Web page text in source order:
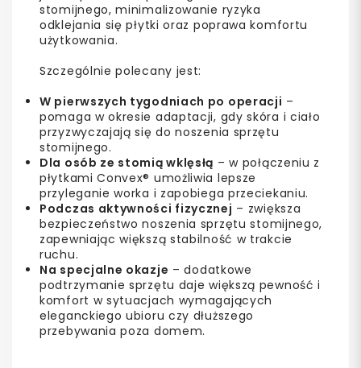
stomijnego, minimalizowanie ryzyka
odklejania się płytki oraz poprawa komfortu
użytkowania.
Szczególnie polecany jest:
W pierwszych tygodniach po operacji –
pomaga w okresie adaptacji, gdy skóra i ciało
przyzwyczajają się do noszenia sprzętu
stomijnego.
Dla osób ze stomią wklęsłą – w połączeniu z
płytkami Convex® umożliwia lepsze
przyleganie worka i zapobiega przeciekaniu.
Podczas aktywności fizycznej – zwiększa
bezpieczeństwo noszenia sprzętu stomijnego,
zapewniając większą stabilność w trakcie
ruchu.
Na specjalne okazje – dodatkowe
podtrzymanie sprzętu daje większą pewność i
komfort w sytuacjach wymagających
eleganckiego ubioru czy dłuższego
przebywania poza domem.